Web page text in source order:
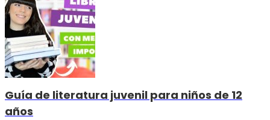
Guía de literatura juvenil para niños de 12
años